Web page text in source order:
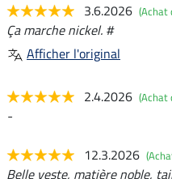
3.6.2026 (Achat
Ça marche nickel. #
Afficher l'original
2.4.2026 (Achat
-
12.3.2026
Belle veste, matière noble,